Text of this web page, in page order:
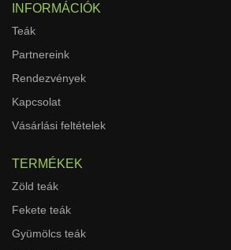
INFORMÁCIÓK
Teák
Partnereink
Rendezvények
Kapcsolat
Vásárlási feltételek
TERMÉKEK
Zöld teák
Fekete teák
Gyümölcs teák